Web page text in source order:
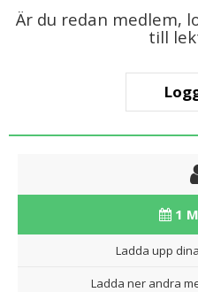
Är du redan medlem,
till
1
Ladda upp
Ladda ner andra